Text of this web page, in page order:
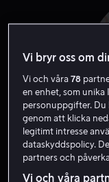
Vi bryr oss om
Vi och våra78
en enhet, som unika
personuppgifter. Du
genom att klicka
legitimt intresse
dataskyddspolicy.
partners och
Vi och våra